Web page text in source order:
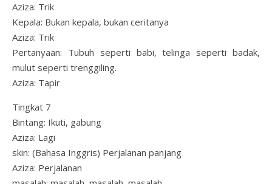
Aziza: Trik
Kepala: Bukan kepala, bukan ceritanya
Aziza: Trik
Pertanyaan: Tubuh seperti babi, telinga seperti badak,
mulut seperti trenggiling.
Aziza: Tapir
Tingkat 7
Bintang: Ikuti, gabung
Aziza: Lagi
skin: (Bahasa Inggris) Perjalanan panjang
Aziza: Perjalanan